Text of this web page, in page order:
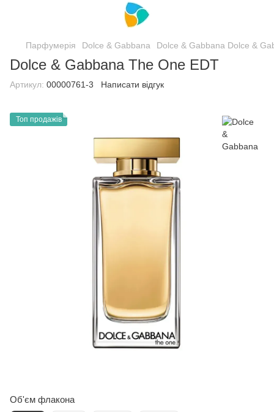
Парфумерія Dolce & Gabbana Dolce & Gabbana Dolce &
Dolce & Gabbana The One EDT
Артикул: 00000761-3 Написати відгук
Топ продажів
Об'єм флакона